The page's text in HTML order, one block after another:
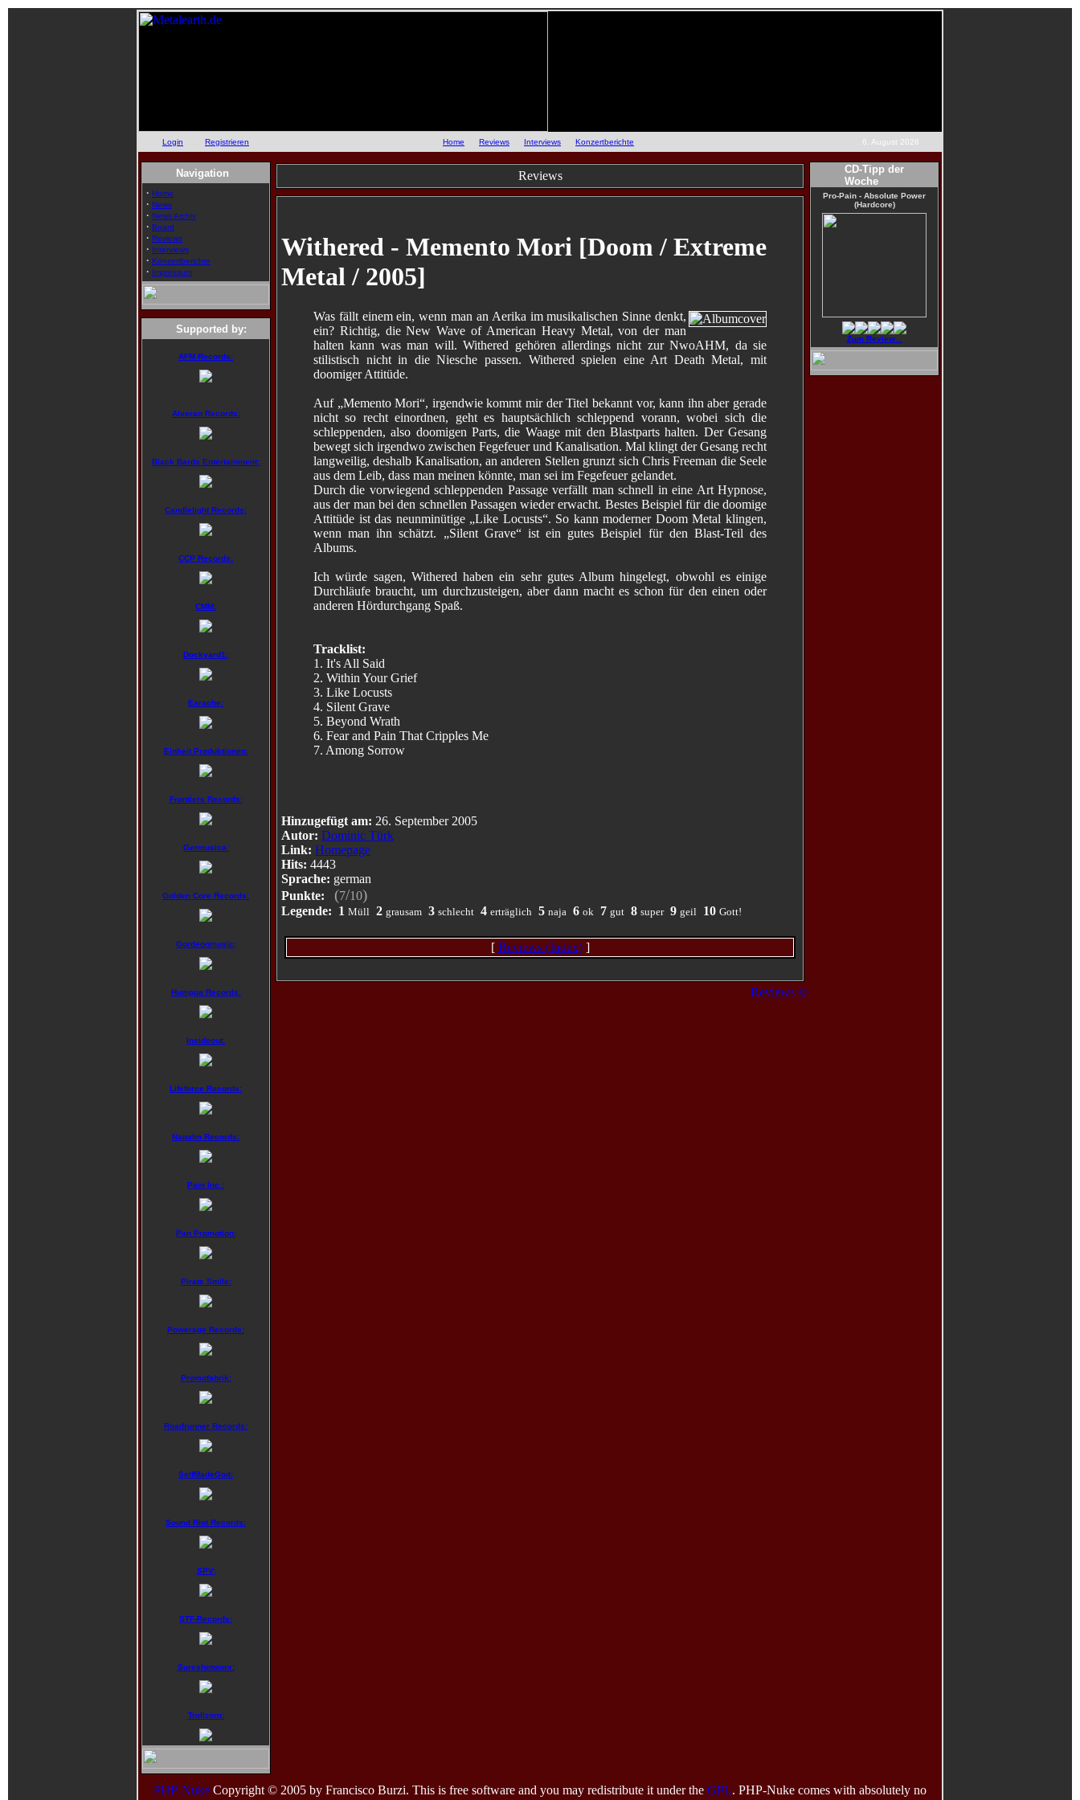
Login Registrieren Home Reviews Interviews Konzertberichte 6. August 2026
Navigation
· Home
· News
· News Archiv
· Board
· Reviews
· Interviews
· Konzertberichte
· Impressum
Supported by:
AFM Records:
Alveran Records:
Black Bards Entertainment:
Candlelight Records:
CCP Records:
CMM:
Dockyard1:
Earache:
Einheit Produktionen:
Frontiers Records:
Germusica:
Golden Core Records:
Gordeonmusic:
Humppa Records:
Insideout:
Lifeforce Records:
Napalm Records:
Pain Inc.:
Pan Promotion:
Pirate Smile:
Powerage Records:
Promofabrik:
Roadrunner Records:
SelfMadeGod:
Sound Riot Records:
SPV:
STF-Records:
Sureshotworx:
Trollzorn:
Reviews
Withered - Memento Mori [Doom / Extreme
Metal / 2005]
Was fällt einem ein, wenn man an Aerika im musikalischen Sinne denkt,
ein? Richtig, die New Wave of American Heavy Metal, von der man
halten kann was man will. Withered gehören allerdings nicht zur NwoAHM, da sie
stilistisch nicht in die Niesche passen. Withered spielen eine Art Death Metal, mit
doomiger Attitüde.
Auf „Memento Mori“, irgendwie kommt mir der Titel bekannt vor, kann ihn aber gerade
nicht so recht einordnen, geht es hauptsächlich schleppend vorann, wobei sich die
schleppenden, also doomigen Parts, die Waage mit den Blastparts halten. Der Gesang
bewegt sich irgendwo zwischen Fegefeuer und Kanalisation. Mal klingt der Gesang recht
langweilig, deshalb Kanalisation, an anderen Stellen grunzt sich Chris Freeman die Seele
aus dem Leib, dass man meinen könnte, man sei im Fegefeuer gelandet.
Durch die vorwiegend schleppenden Passage verfällt man schnell in eine Art Hypnose,
aus der man bei den schnellen Passagen wieder erwacht. Bestes Beispiel für die doomige
Attitüde ist das neunminütige „Like Locusts“. So kann moderner Doom Metal klingen,
wenn man ihn schätzt. „Silent Grave“ ist ein gutes Beispiel für den Blast-Teil des
Albums.
Ich würde sagen, Withered haben ein sehr gutes Album hingelegt, obwohl es einige
Durchläufe braucht, um durchzusteigen, aber dann macht es schon für den einen oder
anderen Hördurchgang Spaß.
Tracklist:
1. It's All Said
2. Within Your Grief
3. Like Locusts
4. Silent Grave
5. Beyond Wrath
6. Fear and Pain That Cripples Me
7. Among Sorrow
Hinzugefügt am: 26. September 2005
Autor: Dominic Türk
Link: Homepage
Hits: 4443
Sprache: german
Punkte:
(7/10)
Legende: 1 Müll 2 grausam 3 schlecht 4 erträglich 5 naja 6 ok 7 gut 8 super 9 geil 10 Gott!
[ Reviews (Index)]
Reviews ©
CD-Tipp der
Woche
Pro-Pain - Absolute Power
(Hardcore)
Zum Review...
PHP-NukeCopyright © 2005 by Francisco Burzi. This is free software and you may redistribute it under the GPL. PHP-Nuke comes with absolutely no